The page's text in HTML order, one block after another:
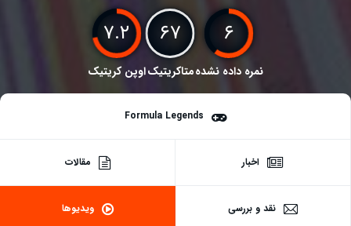
۶
نمره داده نشده
۶۷
متاکریتیک
۷.۲
اوپن کریتیک
Formula Legends
اخبار مقالات
نقد و بررسی ویدیوها